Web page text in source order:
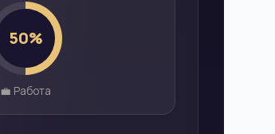
50%
💼 Работа